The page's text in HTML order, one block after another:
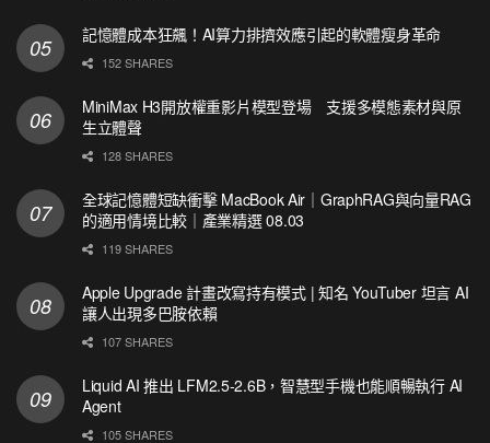
記憶體成本狂飆！AI算力排擠效應引起的軟體瘦身革命
152 SHARES
MiniMax H3開放權重影片模型登場 支援多模態素材與原
生立體聲
128 SHARES
全球記憶體短缺衝擊 MacBook Air｜GraphRAG與向量RAG
的適用情境比較｜產業精選 08.03
119 SHARES
Apple Upgrade 計畫改寫持有模式 | 知名 YouTuber 坦言 AI
讓人出現多巴胺依賴
107 SHARES
Liquid AI 推出 LFM2.5-2.6B，智慧型手機也能順暢執行 AI
Agent
105 SHARES